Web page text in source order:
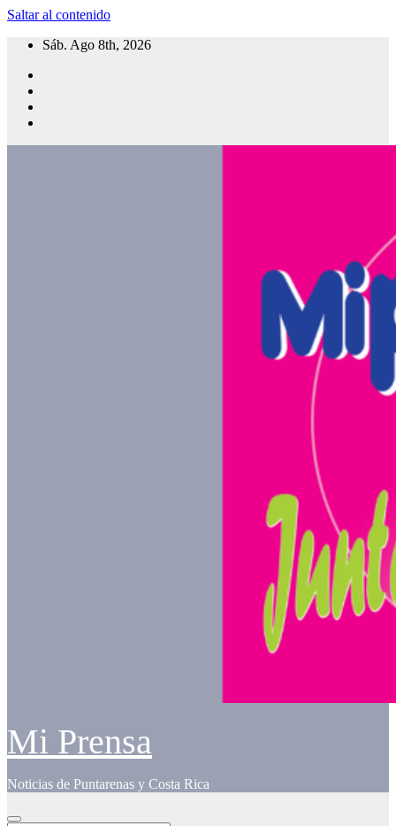
Saltar al contenido
Sáb. Ago 8th, 2026
Mi Prensa
Noticias de Puntarenas y Costa Rica